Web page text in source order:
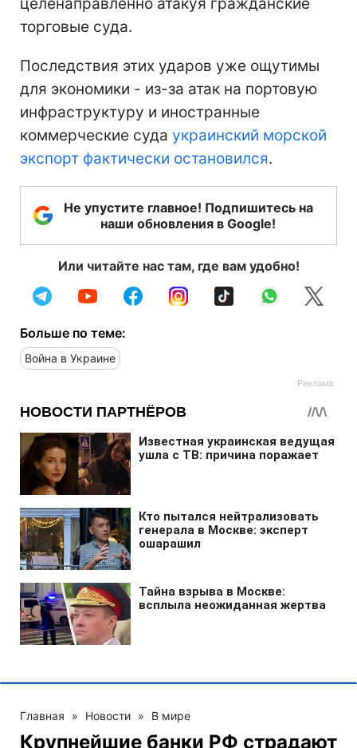
торговые суда.
Последствия этих ударов уже ощутимы
для экономики - из-за атак на портовую
инфраструктуру и иностранные
коммерческие суда украинский морской
экспорт фактически остановился.
Не упустите главное! Подпишитесь на
наши обновления в Google!
Или читайте нас там, где вам удобно!
Больше по теме:
Война в Украине
Главная » Новости » В мире
Крупнейшие банки РФ страдают